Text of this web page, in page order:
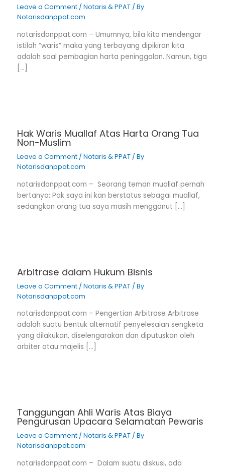
Leave a Comment /Notaris & PPAT / By
Notarisdanppat.com
notarisdanppat.com – Umumnya, bila kita mendengar
istilah “waris” maka yang terbayang dipikiran kita
adalah soal pembagian harta peninggalan. Namun, tiga
[…]
Hak Waris Muallaf Atas Harta Orang Tua
Non-Muslim
Leave a Comment /Notaris & PPAT / By
Notarisdanppat.com
notarisdanppat.com – Seorang teman muallaf pernah
bertanya: Pak saya ini kan berstatus sebagai muallaf,
sedangkan orang tua saya masih mengganut […]
Arbitrase dalam Hukum Bisnis
Leave a Comment /Notaris & PPAT / By
Notarisdanppat.com
notarisdanppat.com – Pengertian Arbitrase Arbitrase
adalah suatu bentuk alternatif penyelesaian sengketa
yang dilakukan, diselengarakan dan diputuskan oleh
arbiter atau majelis […]
Tanggungan Ahli Waris Atas Biaya
Pengurusan Upacara Selamatan Pewaris
Leave a Comment /Notaris & PPAT / By
Notarisdanppat.com
notarisdanppat.com – Dalam suatu diskusi, ada